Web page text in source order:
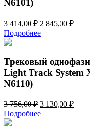
N6101)
3 414,00₽ Первоначальная
цена
составляла
414,00 ₽.
2 845,00 ₽
Подробнее
Трековый
Light Track System
N6110)
3 756,00₽ Первоначальная
цена
составляла
3 130,00 ₽
Подробнее